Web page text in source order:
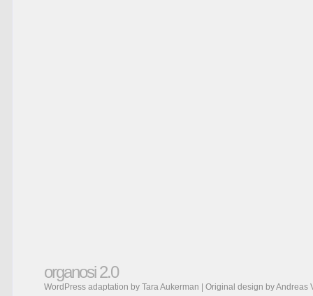
organosi 2.0
WordPress adaptation by Tara Aukerman | Original design byAndreas